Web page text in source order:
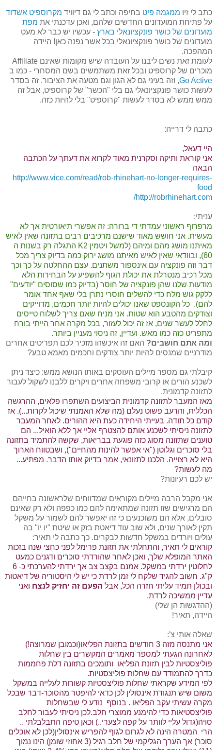
כתב לי זיו ממגמה פיט בחיפה וכתב לי גם דיוויד מקרוספיט אשדוד
על פתיחת המועדונים החדשים שלהם, ואכן עדכנתי את מפת
מועדונים של כושר פונקציונאלי בארץ - עכשיו יש כבר לא מעט
מועדונים של כושר פונקציונאלי בכל אשר נפנה כאן! היידה
המהפכה.
לעומת זאת נשים ליבנו על העובדה שיש מקומות שאינם Affiliate
מוכרים של קרוספיט ובכל זאת משתמשים בשם המסחרי - כמו ב
Go Active, וזה בעיני גם לא הגון וגם מטעה את הציבור. זה בסדר
לעשות כושר פונקציונאלי גם בלי "הכשר" של קרוספיט, אבל זה
ממש ממש לא בסדר לעשות "קרוספיט" בלי להיות כזה.
כתבה לי דרייה:
היי דעאל,
אני קוראת ותיקה וסקרנית מאוד לקרוא את דעתך על הכתבה
הבאה
http://www.vice.com/read/rob-rhinehart-no-longer-requires-
food
http://robrhinehart.com/
עניתי:
מרפרוף ראשוני עמדתי די ברורה: זה אפשרי תיאורטית אך לא
מעשית. אני חושש מאוד שישנם מרכיבים רבים בתזונה שאין לאיש
מאיתנו מושג מהם ומיהם (למשל ויטמין K2 התגלה רק בשנות ה
60), ובוודאי שאין לאיש מאיתנו מושג ירוק כמה בדיוק צריך מכל
דבר וזה פונקציה עם אינספור משתנים. עצם ההחלטה על כך וכך
מכל רכיב מנטרלת את יכולת הגוף להשפיע על הבחירות הלא
מודעות שלנו שהן פונקציה של חוסר (בדיוק כמו שסוסים "יודעים"
ללקק גוש מלח כדי להשלים חוסרי נתרן בלי שאף אחד אומר
להם). כל הקונספט שאנו יכולים להיות יותר חכמים, מדוייקים
וצודקים מהטבע הוא שטות. אני מניח שאם צריך לשלוח טייסים
לחלל לעשר שנים, אז זה יכול לעזור, בכל מקרה אחר הייתי בורח
מתפריט כזה כמו מאש. ועדיין, זה ניסוי מעניין ביותר.
ומה אתם חושבים? האם זה איכשהו מזכיר לכם תפריטים אחרים
מודרניים שמנסים להיות יותר צודקים וחכמים מאמא טבע?
קיבלתי גם מספר מיילים העוסקים באותו הנושא ממש: כיצד ניתן
לשכנע הורים או קרובי משפחה אחרים ויקרים ללבנו לשקול לעבור
לתזונה קדמונית.
מאז המעבר לתזונה קדמונית הביצועים השתפרו פלאים, ההרגשה
הכללית, והרעב פשוט נעלם (מה שלא האמנתי שיכול לקרות...). אז
קודם כל תודה. בעייתי היחידה כעת היא ההורים. לאחר המעבר
לתזונה ניסיתי לשכנע אותם להצטרף אליי אך ללא הואיל... הם
טוענים שתזונה מסוג כזה פוגעת בבריאות, שקשה להתמיד בתזונה
בלי סוכרים וגלוטן ("אי אפשר להינות מהחיים"), ושבטווח הארוך
היא לא רצוייה. הלכנו לתזונאי, אמר בדיוק אותו הדבר. מפתיע...
מה לעשות?
יש לכם רעיונות?
אני מקבל הרבה מיילים מקוראים שמדווחים שלראשונה בחייהם
הם מרגישים שזו תזונה שמתאימה להם כמו כפפה ולא רק שאינם
סובלים, אלא הם משוכנעים כי זה יאפשר להם לשמור על משקל
תקין לאורך שנים, ולא שוב עוד דיאטת בזק או שיטת "יו יו" בה
עולים ויורדים במשקל חדשות לבקרים. כך כתבה לי תאיר:
קוראים לי תאיר, והתחלתי את תזונת פרימל לפני כחצי שנה בזכות
האתר המופלא שלך, ואכן לאחר שהורדתי סוכרים ודגנים כמעט
לחלוטין ירדתי במשקל. אמנם בקצב צב אך ירדתי להערכתי כ- 6
ק"ג. חשוב להגיד שלקח לי זמן לרדת כי יש לי היסטוריה של דיאטות
ובכולן תמיד עליתי חזרה הכל, אבל הפעם זה יחזיק לנצח ואני
עדיין ממשיכה לרדת.
(ההדגשות הן שלי)
היידה, תאיר!
שאלה אותי צ':
אני מתנסה מזה 3 חודשים בתזונת הפליאו(וכמובן שמרוצה!)
לאחרונה הגעתי למספר מאמרים המקשרים בין שחלות
פוליצסטיות לבין תזונת הפליאו ותומכים בתזונה דלת פחממות
כדרך להתמודד עם שחלות פוליצסטיות.
לפי המידע שקראתי שחלות פוליצסטיות קשורות לעלייה במשקל
משום שיש תנגודת אינסולין לכן כדאי להיפטר מהסוכר-דבר שבכל
מקרה עשיתי עקב הפליאו . בנוסף נודע לי שבשחלות
פוליצסטיאות כדי להימנע ממוצרי חלב.לכן ניסיתי לעבור לחלב
סויה(גדול עליי לוותר על קפה לצערי..) וכאן טיפה התבלבלתי ..
הרי המטרה הינה לא לגרום לגוף להפריש אינסולין(לכן לא אוכלים
סוכר) אך הערך הגליקמי של חלב רגיל (3 אחוזי שומן) הינו נמוך